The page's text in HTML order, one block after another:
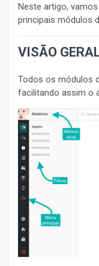
Neste artigo,
principais módulos
VISÃO
Todos os módulos
facilitando assim o